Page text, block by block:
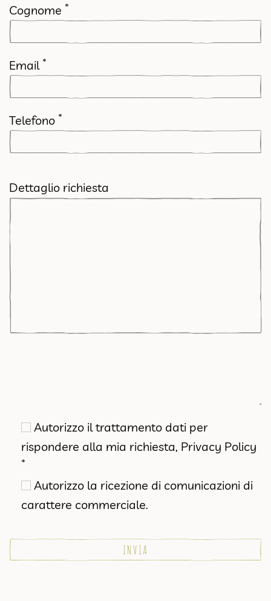
Cognome *
Email *
Telefono *
Dettaglio richiesta
Autorizzo il trattamento dati per
rispondere alla mia richiesta, Privacy Policy
*
Autorizzo la ricezione di comunicazioni di
carattere commerciale.